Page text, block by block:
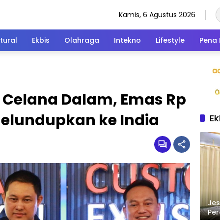
Kamis, 6 Agustus 2026
Ekbis Olahraga Intekno Lifestyle Pena
Dalam, Emas Rp
ke India